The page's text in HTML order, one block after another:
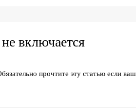
включается
прочтите эту статью если ваш